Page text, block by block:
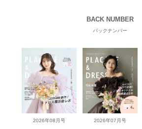
BACK NUMBER
バックナンバー
2026年08月号 2026年07月号